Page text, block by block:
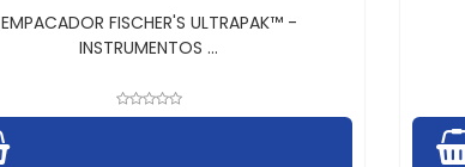
EMPACADOR FISCHER'S ULTRAPAK™ -
INSTRUMENTOS ...